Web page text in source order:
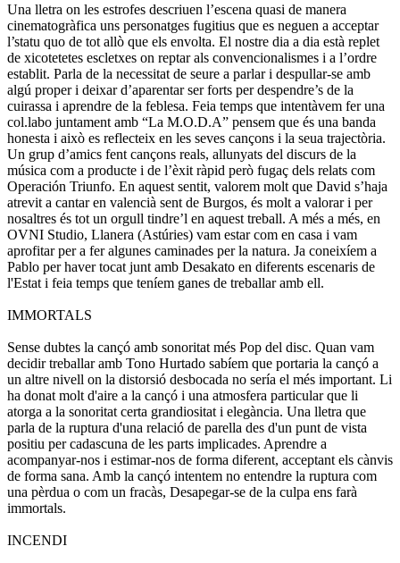
Una lletra on les estrofes descriuen l’escena quasi de manera
cinematogràfica uns personatges fugitius que es neguen a acceptar
l’statu quo de tot allò que els envolta. El nostre dia a dia està replet
de xicotetetes escletxes on reptar als convencionalismes i a l’ordre
establit. Parla de la necessitat de seure a parlar i despullar-se amb
algú proper i deixar d’aparentar ser forts per despendre’s de la
cuirassa i aprendre de la feblesa. Feia temps que intentàvem fer una
col.labo juntament amb “La M.O.D.A” pensem que és una banda
honesta i això es reflecteix en les seves cançons i la seua trajectòria.
Un grup d’amics fent cançons reals, allunyats del discurs de la
música com a producte i de l’èxit ràpid però fugaç dels relats com
Operación Triunfo. En aquest sentit, valorem molt que David s’haja
atrevit a cantar en valencià sent de Burgos, és molt a valorar i per
nosaltres és tot un orgull tindre’l en aquest treball. A més a més, en
OVNI Studio, Llanera (Astúries) vam estar com en casa i vam
aprofitar per a fer algunes caminades per la natura. Ja coneixíem a
Pablo per haver tocat junt amb Desakato en diferents escenaris de
l'Estat i feia temps que teníem ganes de treballar amb ell.
IMMORTALS
Sense dubtes la cançó amb sonoritat més Pop del disc. Quan vam
decidir treballar amb Tono Hurtado sabíem que portaria la cançó a
un altre nivell on la distorsió desbocada no sería el més important. Li
ha donat molt d'aire a la cançó i una atmosfera particular que li
atorga a la sonoritat certa grandiositat i elegància. Una lletra que
parla de la ruptura d'una relació de parella des d'un punt de vista
positiu per cadascuna de les parts implicades. Aprendre a
acompanyar-nos i estimar-nos de forma diferent, acceptant els cànvis
de forma sana. Amb la cançó intentem no entendre la ruptura com
una pèrdua o com un fracàs, Desapegar-se de la culpa ens farà
immortals.
INCENDI